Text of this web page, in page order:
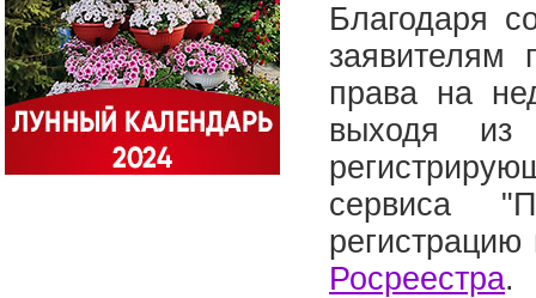
Благодаря
заявителям
права на
выходя из
сервиса
Росреестра.